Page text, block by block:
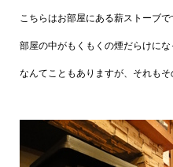
こちらはお部屋にある薪ストーブで
部屋の中がもくもくの煙だらけに
なんてこともありますが、それもそ